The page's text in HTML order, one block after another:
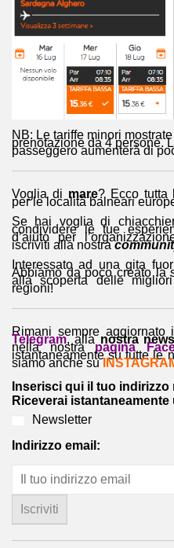
NB: Le tariffe minori
prenotazione da 4 persone.
passeggero aumenterà di
Voglia di mare? Ecco tutta
per le località balneari
Se hai voglia di
condividere le tue
d’aiuto per
iscriviti alla nostra
Interessato ad una gita
Abbiamo da poco creato la
alla scoperta delle
regioni!
Rimani sempre aggiornato
Telegram, allanostra
nella nostrapagina
istantaneamente su tutte le
siamo anche su
Inserisci qui il tuo
Riceverai
Newsletter
Indirizzo email: